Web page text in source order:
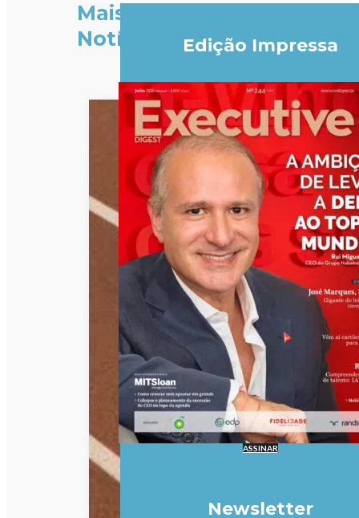
Mais
Notícias
Edição Impressa
ASSINAR
Newsletter